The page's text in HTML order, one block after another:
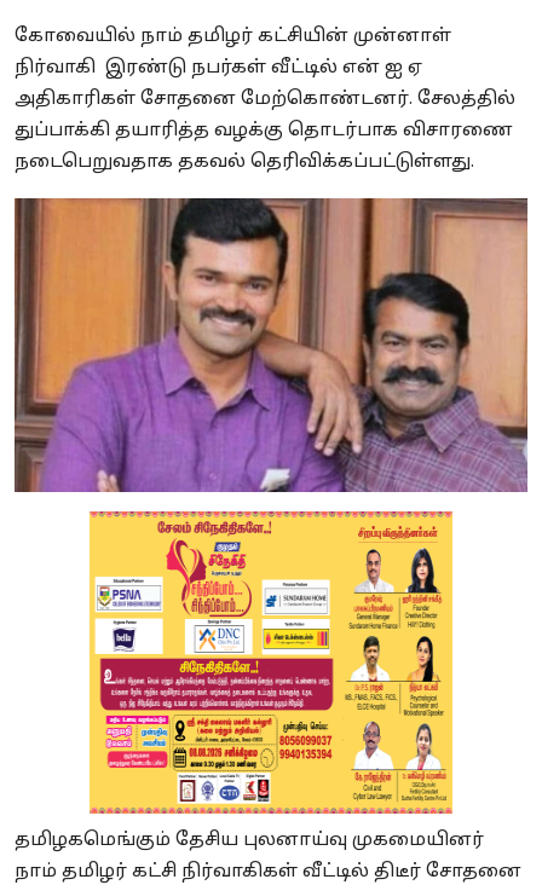
கோவையில் நாம் தமிழர் கட்சியின் முன்னாள்
நிர்வாகி இரண்டு நபர்கள் வீட்டில் என் ஐ ஏ
அதிகாரிகள் சோதனை மேற்கொண்டனர். சேலத்தில்
துப்பாக்கி தயாரித்த வழக்கு தொடர்பாக விசாரணை
நடைபெறுவதாக தகவல் தெரிவிக்கப்பட்டுள்ளது.
தமிழகமெங்கும் தேசிய புலனாய்வு முகமையினர்
நாம் தமிழர் கட்சி நிர்வாகிகள் வீட்டில் திடீர் சோதனை